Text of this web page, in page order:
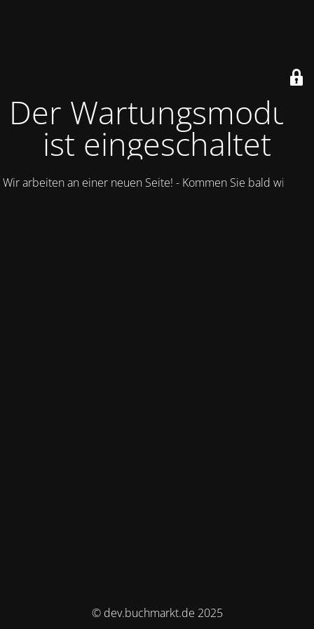
Der Wartungsmodus
ist eingeschaltet
Wir arbeiten an einer neuen Seite! - Kommen Sie bald wieder.
© dev.buchmarkt.de 2025